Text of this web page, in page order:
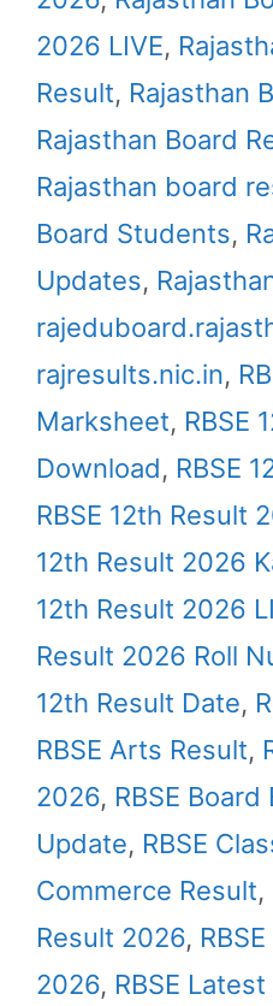
2026 LIVE,
Result, Rajasthan
Rajasthan Board
Rajasthan board
Board Students,
Updates,
rajresults.nic.in,
Marksheet, RBSE
Download, RBSE
RBSE 12th Result
12th Result 2026
12th Result 2026
Result 2026 Roll
12th Result Date,
RBSE Arts Result,
2026, RBSE Board
Update, RBSE
Commerce Result,
Result 2026,
2026, RBSE